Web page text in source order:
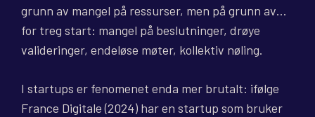
grunn av mangel på ressurser, men på grunn av…
for treg start: mangel på beslutninger, drøye
valideringer, endeløse møter, kollektiv nøling.
I startups er fenomenet enda mer brutalt: ifølge
France Digitale (2024) har en startup som bruker